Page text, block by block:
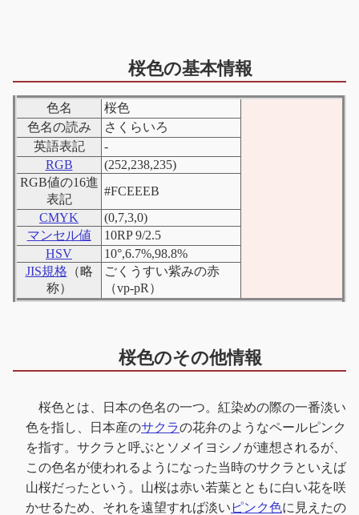
桜色の基本情報
色名 桜色
色名の読み
さくらいろ
英語表記
-
RGB
(252,238,235)
RGB値の16進
表記
#FCEEEB
CMYK
(0,7,3,0)
マンセル値
10RP 9/2.5
HSV
10°,6.7%,98.8%
JIS規格 （略
称）
ごくうすい紫みの赤
（vp-pR）
桜色のその他情報
桜色とは、日本の色名の一つ。紅染めの際の一番淡い
色を指し、日本産のサクラの花弁のようなペールピンク
を指す。サクラと呼ぶとソメイヨシノが連想されるが、
この色名が使われるようになった当時のサクラといえば
山桜だったという。山桜は赤い若葉とともに白い花を咲
かせるため、それを遠望すれば淡い ピンク色に見えたの